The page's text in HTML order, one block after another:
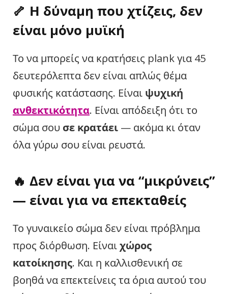
🦴 Η δύναμη που χτίζεις, δεν
είναι μόνο μυϊκή
Το να μπορείς να κρατήσεις plank για 45
δευτερόλεπτα δεν είναι απλώς θέμα
φυσικής κατάστασης. Είναι ψυχική
ανθεκτικότητα. Είναι απόδειξη ότι το
σώμα σου σε κρατάει — ακόμα κι όταν
όλα γύρω σου είναι ρευστά.
🔥 Δεν είναι για να “μικρύνεις”
— είναι για να επεκταθείς
Το γυναικείο σώμα δεν είναι πρόβλημα
προς διόρθωση. Είναιχώρος
κατοίκησης. Και η καλλισθενική σε
βοηθά να επεκτείνεις τα όρια αυτού του